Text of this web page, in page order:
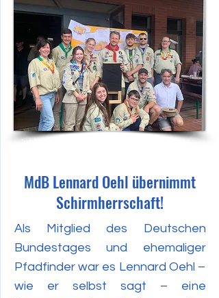
Juni 2023
MdB Lennard Oehl übernimmt
Schirmherrschaft!
Als Mitglied des Deutschen
Bundestages und ehemaliger
Pfadfinder war es Lennard Oehl –
wie er selbst sagt – eine